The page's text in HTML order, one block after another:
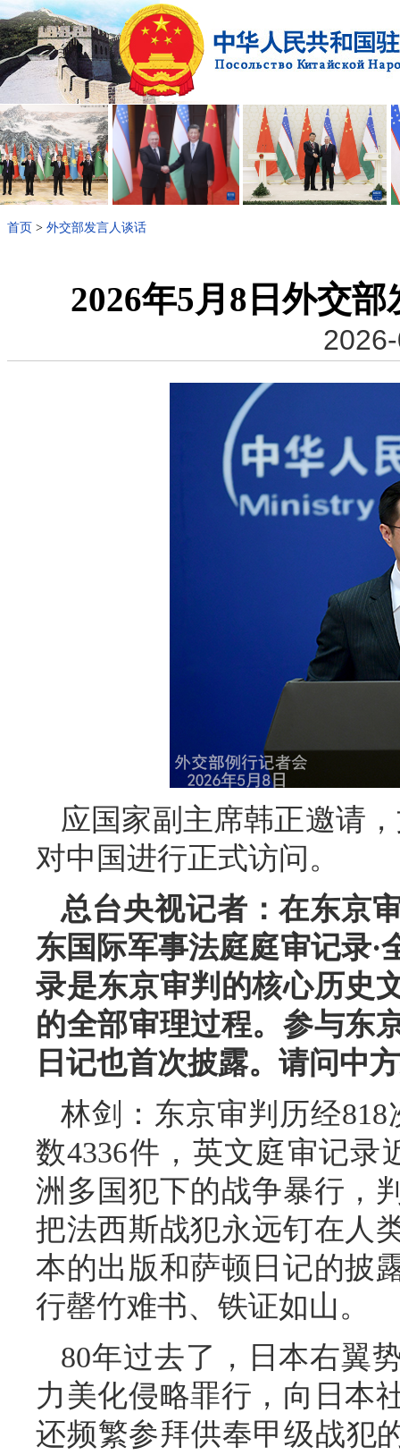
首页 > 外交部发言人谈话
2026年5月8日外交
应国家副主席韩正邀请
对中国进行正式访问。
总台央视记者：在东京
东国际军事法庭庭审记录
录是东京审判的核心历史
的全部审理过程。参与东
日记也首次披露。请问中
林剑：东京审判历经
数4336件，英文庭审记
洲多国犯下的战争暴行，
把法西斯战犯永远钉在人
本的出版和萨顿日记的披
行罄竹难书、铁证如山。
80年过去了，日本右翼
力美化侵略罪行，向日本
还频繁参拜供奉甲级战犯